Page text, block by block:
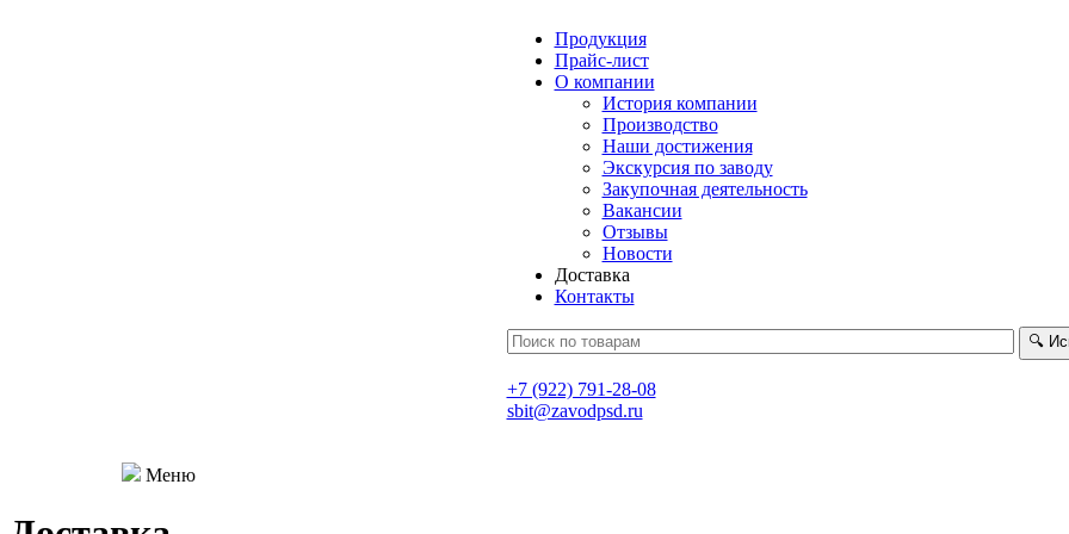
Продукция
Прайс-лист
О компании
История компании
Производство
Наши достижения
Экскурсия по заводу
Закупочная деятельность
Вакансии
Отзывы
Новости
Доставка
Контакты
🔍
+7 (922) 791-28-08
sbit@zavodpsd.ru
Меню